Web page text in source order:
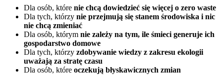
Dla osób, które nie chcą dowiedzieć się więcej o zero waste
Dla tych, którzy nie przejmują się stanem środowiska i nic
nie chcą zmieniać
Dla osób, którym nie zależy na tym, ile śmieci generuje ich
gospodarstwo domowe
Dla tych, którzy zdobywanie wiedzy z zakresu ekologii
uważają za stratę czasu
Dla osób, które oczekują błyskawicznych zmian